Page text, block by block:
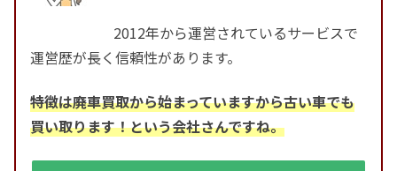
2012年から運営されているサービスで
運営歴が長く信頼性があります。
特徴は廃車買取から始まっていますから古い車でも
買い取ります！という会社さんですね。